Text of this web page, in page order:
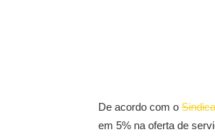
De acordo com o
em 5% na oferta de